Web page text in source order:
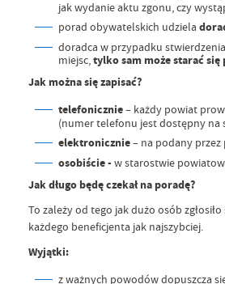
jak wydanie aktu zgonu, czy
porad obywatelskich udziela
doradca w przypadku
miejsc,tylko sam może starać
Jak można się zapisać?
telefonicznie– każdy powiat
(numer telefonu jest dostępny
elektronicznie– na podany
osobiście -w starostwie
Jak długo będę czekał na poradę?
To zależy od tego jak dużo osób
każdego beneficjenta jak najszybciej.
Wyjątki:
z ważnych powodów dopuszcza